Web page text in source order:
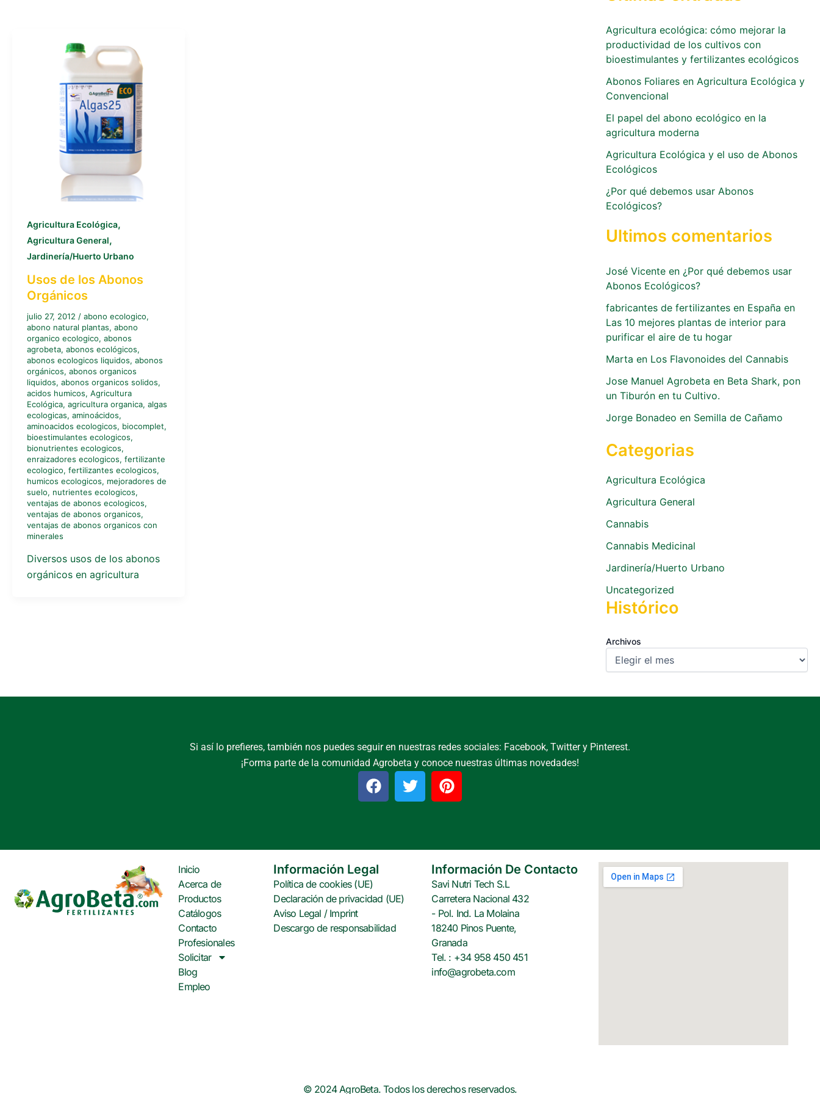
Agricultura Ecológica,
Agricultura General,
Jardinería/Huerto Urbano
Usos de los Abonos
Orgánicos
julio 27, 2012 / abono ecologico,
abono natural plantas, abono
organico ecologico, abonos
agrobeta, abonos ecológicos,
abonos ecologicos liquidos, abonos
orgánicos, abonos organicos
liquidos, abonos organicos solidos,
acidos humicos, Agricultura
Ecológica, agricultura organica, algas
ecologicas, aminoácidos,
aminoacidos ecologicos, biocomplet,
bioestimulantes ecologicos,
bionutrientes ecologicos,
enraizadores ecologicos, fertilizante
ecologico, fertilizantes ecologicos,
humicos ecologicos, mejoradores de
suelo, nutrientes ecologicos,
ventajas de abonos ecologicos,
ventajas de abonos organicos,
ventajas de abonos organicos con
minerales
Diversos usos de los abonos
orgánicos en agricultura
Agricultura ecológica: cómo mejorar la
productividad de los cultivos con
bioestimulantes y fertilizantes ecológicos
Abonos Foliares en Agricultura Ecológica y
Convencional
El papel del abono ecológico en la
agricultura moderna
Agricultura Ecológica y el uso de Abonos
Ecológicos
¿Por qué debemos usar Abonos
Ecológicos?
Ultimos comentarios
José Vicenteen ¿Por qué debemos usar
Abonos Ecológicos?
fabricantes de fertilizantes en España en
Las 10 mejores plantas de interior para
purificar el aire de tu hogar
Marta en Los Flavonoides del Cannabis
Jose Manuel Agrobeta en Beta Shark, pon
un Tiburón en tu Cultivo.
Jorge Bonadeo en Semilla de Cañamo
Categorias
Agricultura Ecológica
Agricultura General
Cannabis
Cannabis Medicinal
Jardinería/Huerto Urbano
Uncategorized
Histórico
Archivos
Si así lo prefieres, también nos puedes seguir en nuestras redes sociales: Facebook, Twitter y Pinterest.
¡Forma parte de la comunidad Agrobeta y conoce nuestras últimas novedades!
F
a
o
o
k
T
w
e
P
i
r
e
s
t
Inicio
Acerca de
Productos
Catálogos
Contacto
Profesionales
Solicitar
Blog
Empleo
Información Legal
Política de cookies (UE)
Declaración de privacidad (UE)
Aviso Legal / Imprint
Descargo de responsabilidad
Información De Contacto
Savi Nutri Tech S.L
Carretera Nacional 432
- Pol. Ind. La Molaina
18240 Pinos Puente,
Granada
Tel. : +34 958 450 451
info@agrobeta.com
© 2024 AgroBeta. Todos los derechos reservados.